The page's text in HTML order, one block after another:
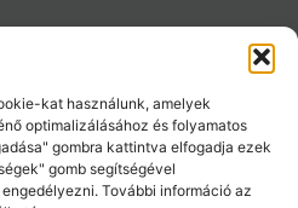
kat használunk, amelyek
optimalizálásához és folyamatos
gombra kattintva elfogadja ezek
gomb segítségével
További információ az
klub.hu